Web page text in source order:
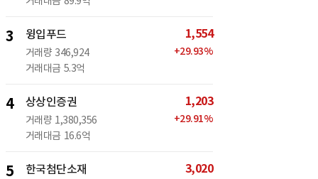
3 윙입푸드
거래량 346,924
거래대금 5.3억
1,554
+29.93%
4 상상인증권
거래량 1,380,356
거래대금 16.6억
1,203
+29.91%
5 한국첨단소재 3,020